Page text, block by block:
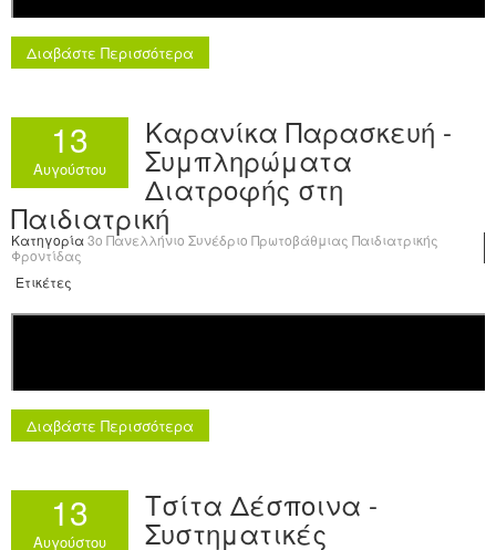
Διαβάστε Περισσότερα
13
Αυγούστου
Καρανίκα Παρασκευή -
Συμπληρώματα
Διατροφής στη
Παιδιατρική
Κατηγορία3o Πανελλήνιο Συνέδριο Πρωτοβάθμιας Παιδιατρικής
Φροντίδας
Ετικέτες
Διαβάστε Περισσότερα
13
Αυγούστου
Τσίτα Δέσποινα -
Συστηματικές